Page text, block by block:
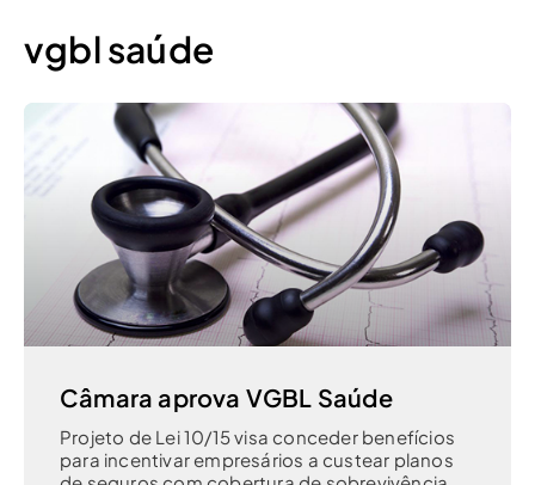
vgbl saúde
Câmara aprova VGBL Saúde
Projeto de Lei 10/15 visa conceder benefícios
para incentivar empresários a custear planos